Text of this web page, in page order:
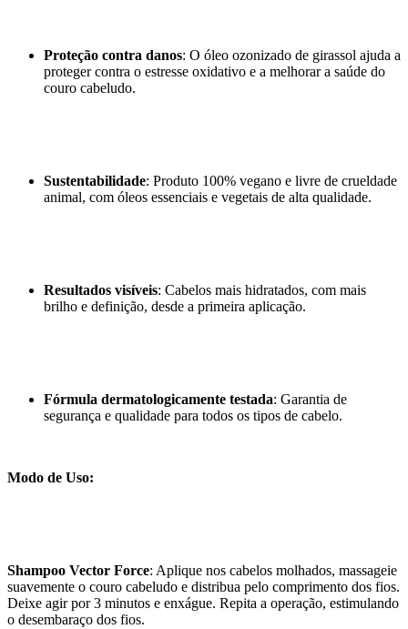
Proteção contra danos: O óleo ozonizado de girassol ajuda a
proteger contra o estresse oxidativo e a melhorar a saúde do
couro cabeludo.
Sustentabilidade: Produto 100% vegano e livre de crueldade
animal, com óleos essenciais e vegetais de alta qualidade.
Resultados visíveis: Cabelos mais hidratados, com mais
brilho e definição, desde a primeira aplicação.
Fórmula dermatologicamente testada: Garantia de
segurança e qualidade para todos os tipos de cabelo.
Modo de Uso:
Shampoo Vector Force: Aplique nos cabelos molhados, massageie
suavemente o couro cabeludo e distribua pelo comprimento dos fios.
Deixe agir por 3 minutos e enxágue. Repita a operação, estimulando
o desembaraço dos fios.